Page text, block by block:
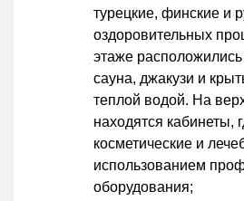
турецкие, финские и
оздоровительных
этаже
сауна, джакузи и
теплой водой. На
находятся кабинеты,
косметические и
использованием
оборудования;